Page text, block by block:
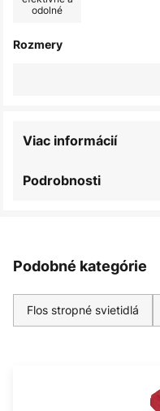
odolné
Rozmery
Podrobnosti
Viac informácií
Podobné kategórie
Flos stropné svietidlá